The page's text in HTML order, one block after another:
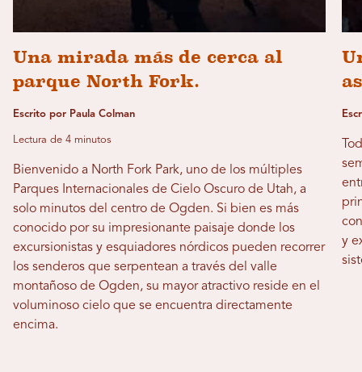
Una mirada más de cerca al
parque North Fork.
Escrito por Paula Colman
Lectura de 4 minutos
Bienvenido a North Fork Park, uno de los múltiples
Parques Internacionales de Cielo Oscuro de Utah, a
solo minutos del centro de Ogden. Si bien es más
conocido por su impresionante paisaje donde los
excursionistas y esquiadores nórdicos pueden recorrer
los senderos que serpentean a través del valle
montañoso de Ogden, su mayor atractivo reside en el
voluminoso cielo que se encuentra directamente
encima.
y